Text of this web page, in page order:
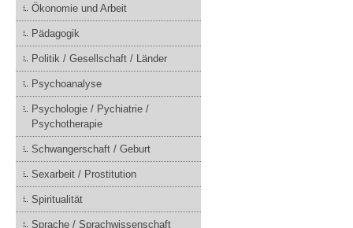
Ökonomie und Arbeit
Pädagogik
Politik / Gesellschaft / Länder
Psychoanalyse
Psychologie / Pychiatrie /
Psychotherapie
Schwangerschaft / Geburt
Sexarbeit / Prostitution
Spiritualität
Sprache / Sprachwissenschaft